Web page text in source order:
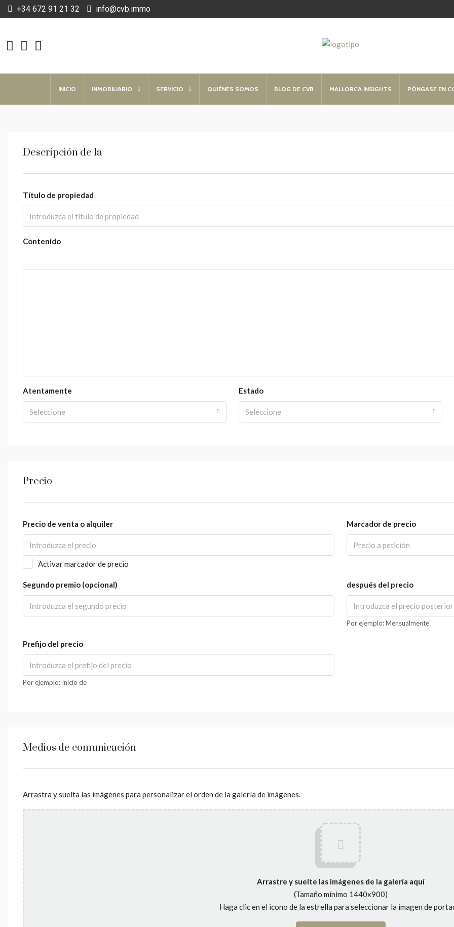
+34 672 91 21 32 info@cvb.immo
INICIO INMOBILIARIO SERVICIO QUIÉNES SOMOS BLOG DE CVB MALLORCA INSIGHTS PÓNGASE EN
Descripción de la
Título de propiedad
Contenido
Atentamente
Seleccione
Estado
Seleccione
Precio
Precio de venta o alquiler
Activar marcador de precio
Marcador de precio
Segundo premio (opcional) después del precio
Por ejemplo: Mensualmente
Prefijo del precio
Por ejemplo: Inicio de
Medios de comunicación
Arrastra y suelta las imágenes para personalizar el orden de la galería de imágenes.
Arrastre y suelte las imágenes de la galería aquí
(Tamaño mínimo 1440x900)
Haga clic en el icono de la estrella para seleccionar la imagen de